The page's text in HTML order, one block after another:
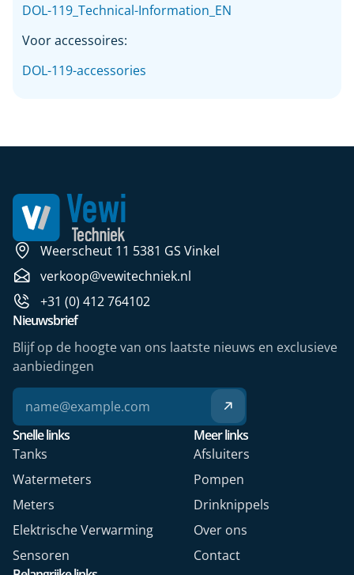
DOL-119_Technical-Information_EN
Voor accessoires:
DOL-119-accessories
Weerscheut 11 5381 GS Vinkel
verkoop@vewitechniek.nl
+31 (0) 412 764102
Snelle links
Tanks
Watermeters
Meters
Elektrische Verwarming
Sensoren
Meer links
Afsluiters
Pompen
Drinknippels
Over ons
Contact
Nieuwsbrief
Blijf op de hoogte van ons laatste nieuws en exclusieve
aanbiedingen